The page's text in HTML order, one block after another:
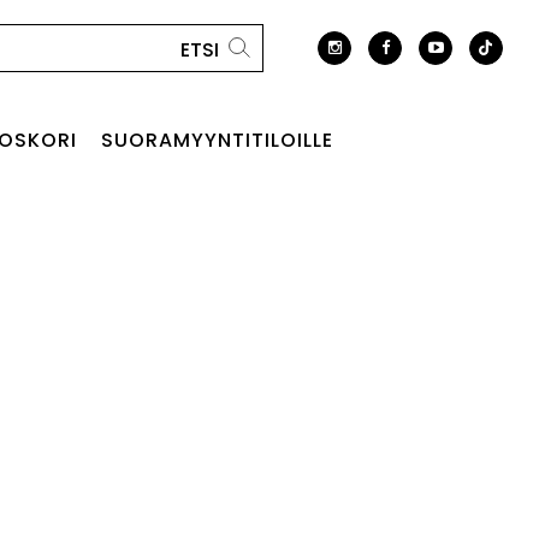
SUORAMYYNTITILOILLE